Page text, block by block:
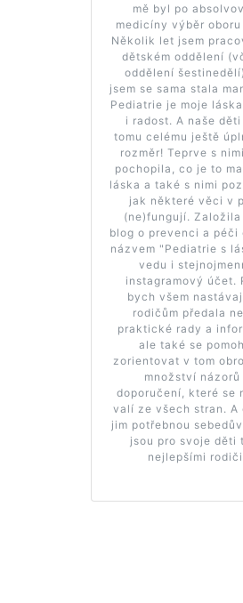
mě byl po
medicíny výběr oboru
Několik let jsem
dětském oddělení
oddělení
jsem se sama stala
Pediatrie je moje
i radost. A naše
tomu celému ještě
rozměr! Teprve s
pochopila, co je to
láska a také s nimi
jak některé věci v
(ne)fungují. Založila
blog o prevenci a péči
názvem "Pediatrie s
vedu i
instagramový účet.
bych všem
rodičům předala
praktické rady a
ale také se
zorientovat v tom
množství názorů
doporučení, které se
valí ze všech stran. A
jim potřebnou
jsou pro svoje děti
nejlepšími